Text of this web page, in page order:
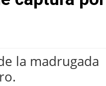
la madrugada